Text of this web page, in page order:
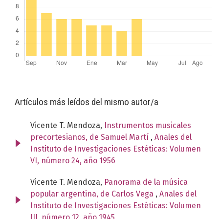
Artículos más leídos del mismo autor/a
Vicente T. Mendoza, Instrumentos musicales
precortesianos, de Samuel Martí , Anales del
Instituto de Investigaciones Estéticas: Volumen
VI, número 24, año 1956
Vicente T. Mendoza, Panorama de la música
popular argentina, de Carlos Vega , Anales del
Instituto de Investigaciones Estéticas: Volumen
III, número 12, año 1945